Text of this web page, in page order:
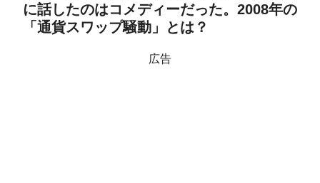
に話したのはコメディーだった。2008年の
「通貨スワップ騒動」とは？
広告